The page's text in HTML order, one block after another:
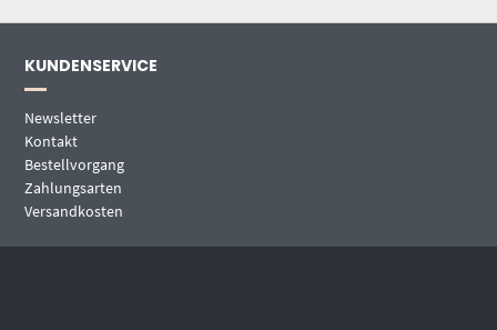
KUNDENSERVICE
Newsletter
Kontakt
Bestellvorgang
Zahlungsarten
Versandkosten